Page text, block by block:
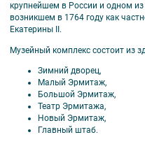
крупнейшем в России и одном
возникшем в 1764 году как
Екатерины II.
Музейный комплекс состоит из
Зимний дворец,
Малый Эрмитаж,
Большой Эрмитаж,
Театр Эрмитажа,
Новый Эрмитаж,
Главный штаб.